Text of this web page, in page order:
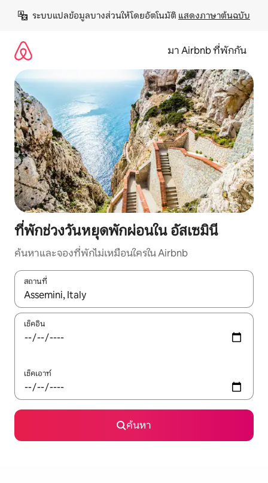
เนื้อหา
ระบบแปลข้อมูลบางส่วนให้โดยอัตโนมัติ แสดงภาษาต้นฉบับ
มา Airbnb ที่พักกัน
ที่พักช่วงวันหยุดพักผ่อนใน อัสเซมินี
ค้นหาและจองที่พักไม่เหมือนใครใน Airbnb
สถานที่
ใช้ลูกศรขึ้นลง หรือใช้การสัมผัสหรือปัด เพื่อสำรวจผลการค้นหา
เช็คอิน
เช็คเอาท์
ค้นหา